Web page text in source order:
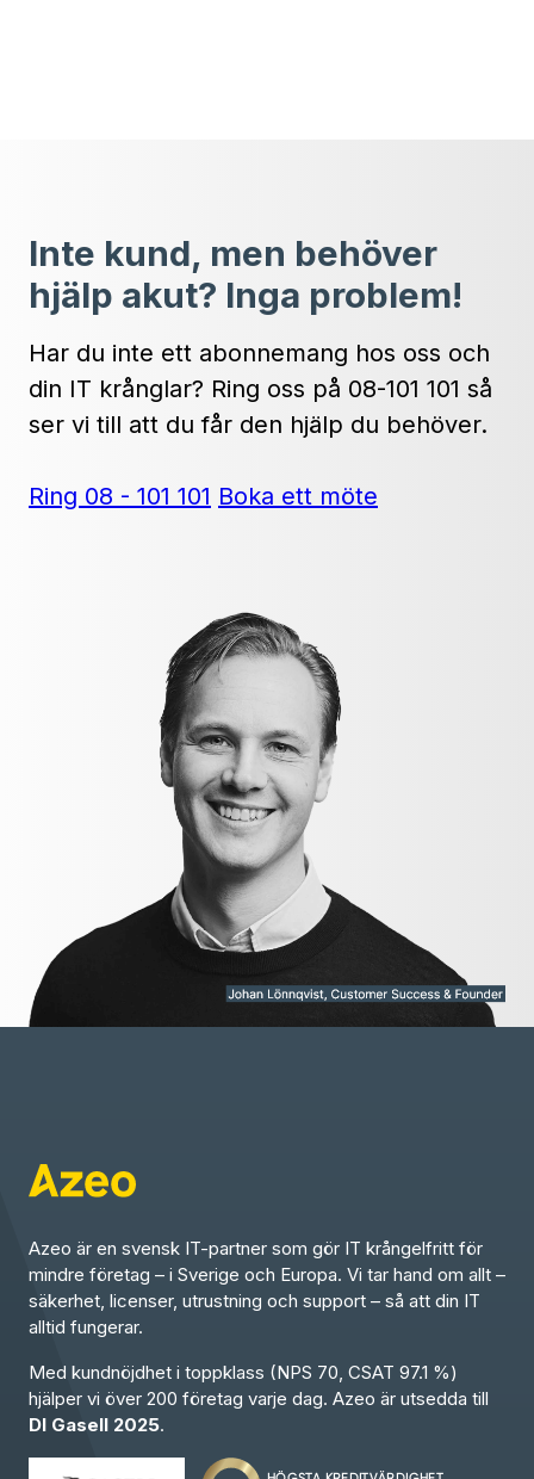
Inte kund, men behöver
hjälp akut? Inga problem!
Har du inte ett abonnemang hos oss och
din IT krånglar? Ring oss på 08-101 101 så
ser vi till att du får den hjälp du behöver.
Ring 08 - 101 101 Boka ett möte
Azeo är en svensk IT-partner som gör IT krångelfritt för
mindre företag – i Sverige och Europa. Vi tar hand om allt –
säkerhet, licenser, utrustning och support – så att din IT
alltid fungerar.
Med kundnöjdhet i toppklass (NPS 70, CSAT 97.1 %)
hjälper vi över 200 företag varje dag. Azeo är utsedda till
DI Gasell 2025.